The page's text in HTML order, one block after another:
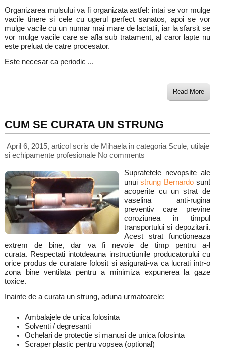
Organizarea mulsului va fi organizata astfel: intai se vor mulge
vacile tinere si cele cu ugerul perfect sanatos, apoi se vor
mulge vacile cu un numar mai mare de lactatii, iar la sfarsit se
vor mulge vacile care se afla sub tratament, al caror lapte nu
este preluat de catre procesator.
Este necesar ca periodic ...
Read More
CUM SE CURATA UN STRUNG
April 6, 2015, articol scris de Mihaela in categoria Scule, utilaje
si echipamente profesionale No comments
Suprafetele nevopsite ale
unuistrung Bernardosunt
acoperite cu un strat de
vaselina anti-rugina
preventiv care previne
coroziunea in timpul
transportului si depozitarii.
Acest strat functioneaza
extrem de bine, dar va fi nevoie de timp pentru a-l
curata. Respectati intotdeauna instructiunile producatorului cu
orice produs de curatare folosit si asigurati-va ca lucrati intr-o
zona bine ventilata pentru a minimiza expunerea la gaze
toxice.
Inainte de a curata un strung, aduna urmatoarele:
Ambalajele de unica folosinta
Solventi / degresanti
Ochelari de protectie si manusi de unica folosinta
Scraper plastic pentru vopsea (optional)